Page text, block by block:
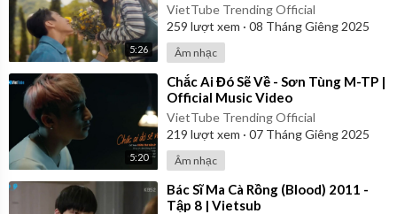
5:26
VietTube Trending Official
259 lượt xem · 08 Tháng Giêng 2025
Âm nhạc
5:20
⁣Chắc Ai Đó Sẽ Về - Sơn Tùng M-TP |
Official Music Video
VietTube Trending Official
219 lượt xem · 07 Tháng Giêng 2025
Âm nhạc
⁣Bác Sĩ Ma Cà Rồng (Blood) 2011 -
Tập 8 | Vietsub